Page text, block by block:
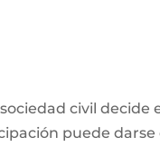
civil decide
puede